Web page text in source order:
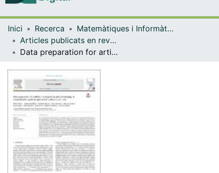
Navega per tot el DD
Com publicar
Inici Recerca
Matemàtiques i Informàtica
Articles publicats en revistes (Matemàtiques i Informàtica)
Data preparation for artificial intelligence in medical imaging: A comprehensive guide to open-access platforms and tools